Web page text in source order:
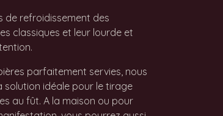
de refroidissement des
classiques et leur lourde et
parfaitement servies, nous
solution idéale pour le tirage
au fût. A la maison ou pour